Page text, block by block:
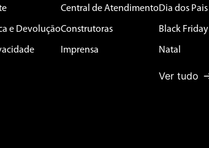
de email
uma avaliação
e Devolução
Central de Atendimento
Construtoras
Imprensa
Dia dos Pais
Black Friday
Natal
Ver tudo